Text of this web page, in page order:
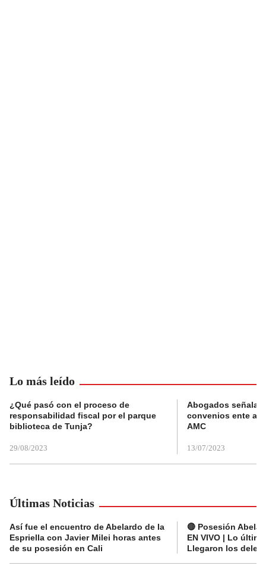
Lo más leído
¿Qué pasó con el proceso de
responsabilidad fiscal por el parque
biblioteca de Tunja?
29/08/2023
Abogados
convenios ente
AMC
13/07/2023
Últimas Noticias
Así fue el encuentro de Abelardo de la
Espriella con Javier Milei horas antes
de su posesión en Cali
🔴 Posesión
EN VIVO | Lo
Llegaron los